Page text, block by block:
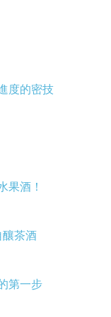
度的密技
果酒！
茶酒
第一步